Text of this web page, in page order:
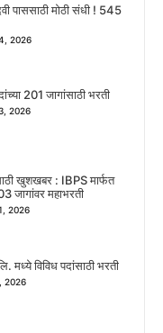
पाससाठी मोठी संधी ! 545
2026
201 जागांसाठी भरती
2026
खुशखबर : IBPS मार्फत
जागांवर महाभरती
2026
मध्ये विविध पदांसाठी भरती
2026